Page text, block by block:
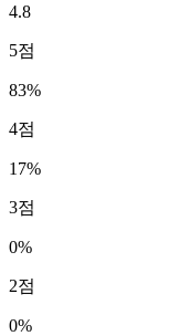
4.8
5점
83%
4점
17%
3점
0%
2점
0%